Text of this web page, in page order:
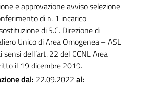
e approvazione avviso selezione
di n. 1 incarico
di S.C. Direzione di
Unico di Area Omogenea – ASL
sensi dell’art. 22 del CCNL Area
il 19 dicembre 2019.
dal: 22.09.2022 al: